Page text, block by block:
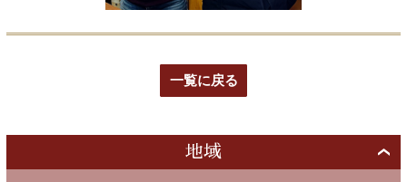
一覧に戻る
地域